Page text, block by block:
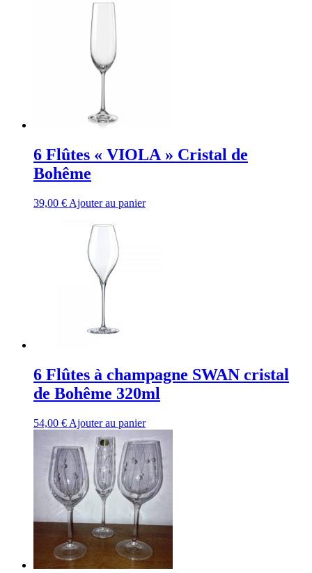
6 Flûtes « VIOLA » Cristal de
Bohême
39,00 € Ajouter au panier
6 Flûtes à champagne SWAN cristal
de Bohême 320ml
54,00 € Ajouter au panier